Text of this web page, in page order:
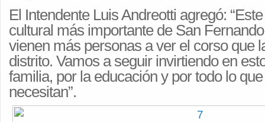
El Intendente Luis Andreotti agregó:
cultural más importante de San
vienen más personas a ver el corso que
distrito. Vamos a seguir invirtiendo en
familia, por la educación y por todo lo
necesitan”.